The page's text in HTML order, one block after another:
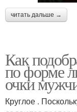
читать дальше →
Как
по форме
очки
Круглое .